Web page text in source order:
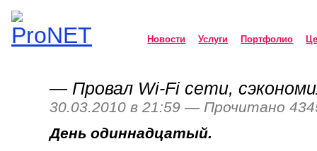
Новости Услуги Портфолио
— Провал Wi-Fi сети,
30.03.2010 в 21:59 — Прочитано
День одиннадцатый.